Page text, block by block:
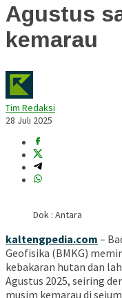
Agustus
kemarau
Tim Redaksi
28 Juli 2025
Dok : Antara
kaltengpedia.com –
Geofisika (BMKG)
kebakaran hutan dan
Agustus 2025, seiring
musim kemarau di